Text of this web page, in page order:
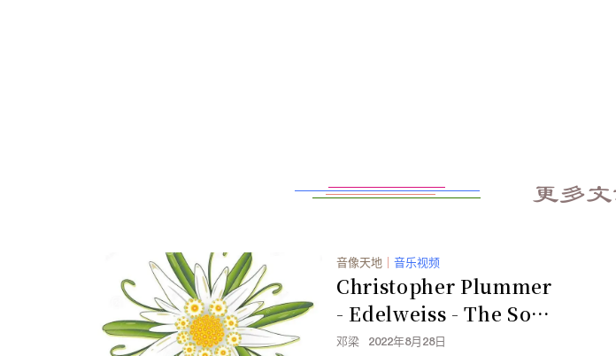
更多
音像天地 音乐视频
Christopher Plummer
- Edelweiss - The Sou
nd of Music
邓梁 2022年8月28日